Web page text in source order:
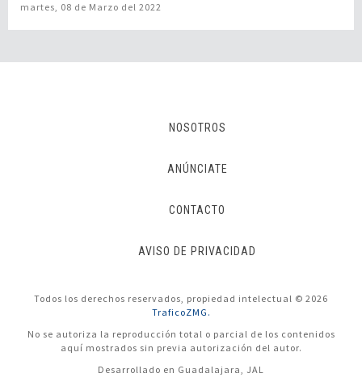
martes, 08 de Marzo del 2022
NOSOTROS
ANÚNCIATE
CONTACTO
AVISO DE PRIVACIDAD
Todos los derechos reservados, propiedad intelectual © 2026
TraficoZMG.
No se autoriza la reproducción total o parcial de los contenidos
aquí mostrados sin previa autorización del autor.
Desarrollado en Guadalajara, JAL